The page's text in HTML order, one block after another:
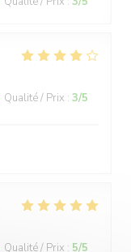
Qualité / Prix : 3/5
Qualité / Prix : 5/5